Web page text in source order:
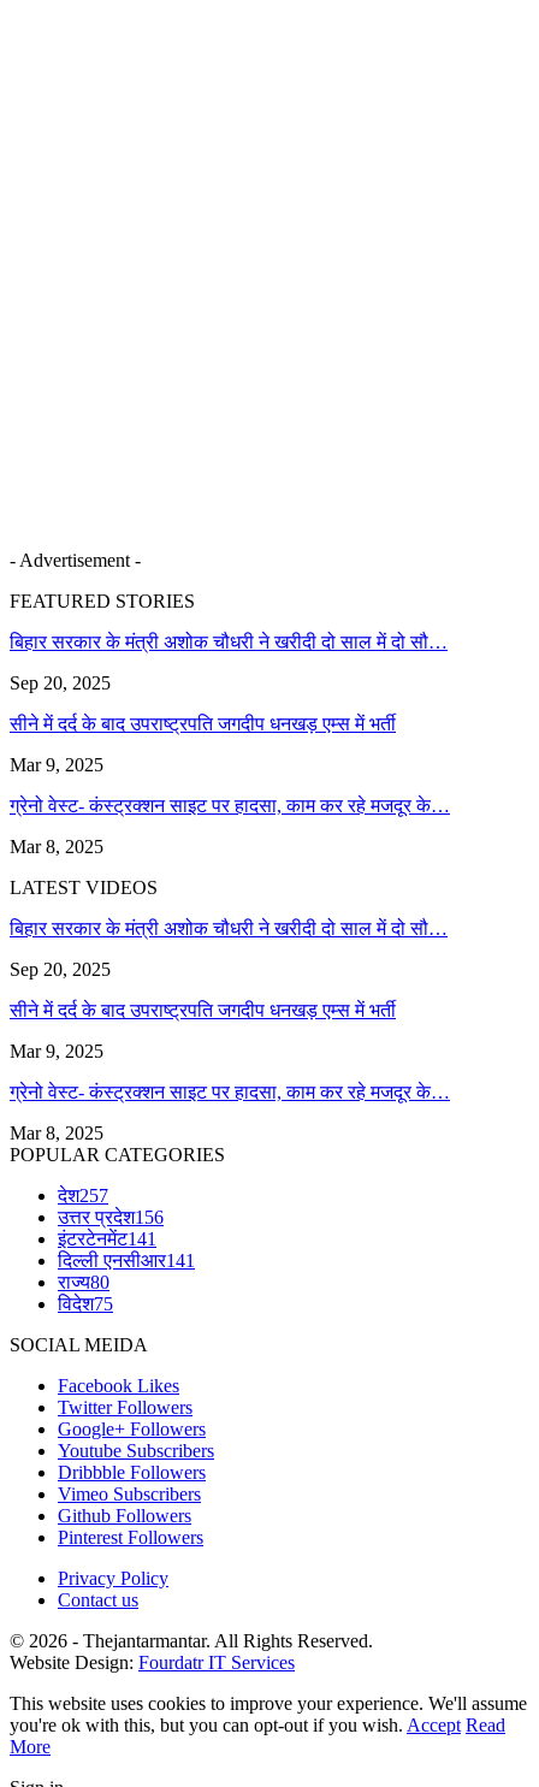
- Advertisement -
FEATURED STORIES
बिहार सरकार के मंत्री अशोक चौधरी ने खरीदी दो साल में दो सौ…
Sep 20, 2025
सीने में दर्द के बाद उपराष्ट्रपति जगदीप धनखड़ एम्स में भर्ती
Mar 9, 2025
ग्रेनो वेस्ट- कंस्ट्रक्शन साइट पर हादसा, काम कर रहे मजदूर के…
Mar 8, 2025
LATEST VIDEOS
बिहार सरकार के मंत्री अशोक चौधरी ने खरीदी दो साल में दो सौ…
Sep 20, 2025
सीने में दर्द के बाद उपराष्ट्रपति जगदीप धनखड़ एम्स में भर्ती
Mar 9, 2025
ग्रेनो वेस्ट- कंस्ट्रक्शन साइट पर हादसा, काम कर रहे मजदूर के…
Mar 8, 2025
POPULAR CATEGORIES
देश257
उत्तर प्रदेश156
इंटरटेनमेंट141
दिल्ली एनसीआर141
राज्य80
विदेश75
SOCIAL MEIDA
Facebook Likes
Twitter Followers
Google+ Followers
Youtube Subscribers
Dribbble Followers
Vimeo Subscribers
Github Followers
Pinterest Followers
Privacy Policy
Contact us
© 2026 - Thejantarmantar. All Rights Reserved.
Website Design: Fourdatr IT Services
This website uses cookies to improve your experience. We'll assume
you're ok with this, but you can opt-out if you wish. Accept Read
More